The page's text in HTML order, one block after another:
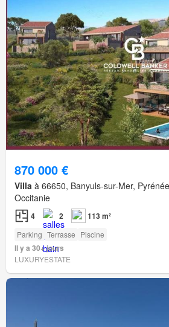
870 000 €
Villa à 66650, Banyuls-sur-Mer,
Occitanie
4 2 113 m²
Parking Terrasse Piscine
Il y a 30+ jours
LUXURYESTATE